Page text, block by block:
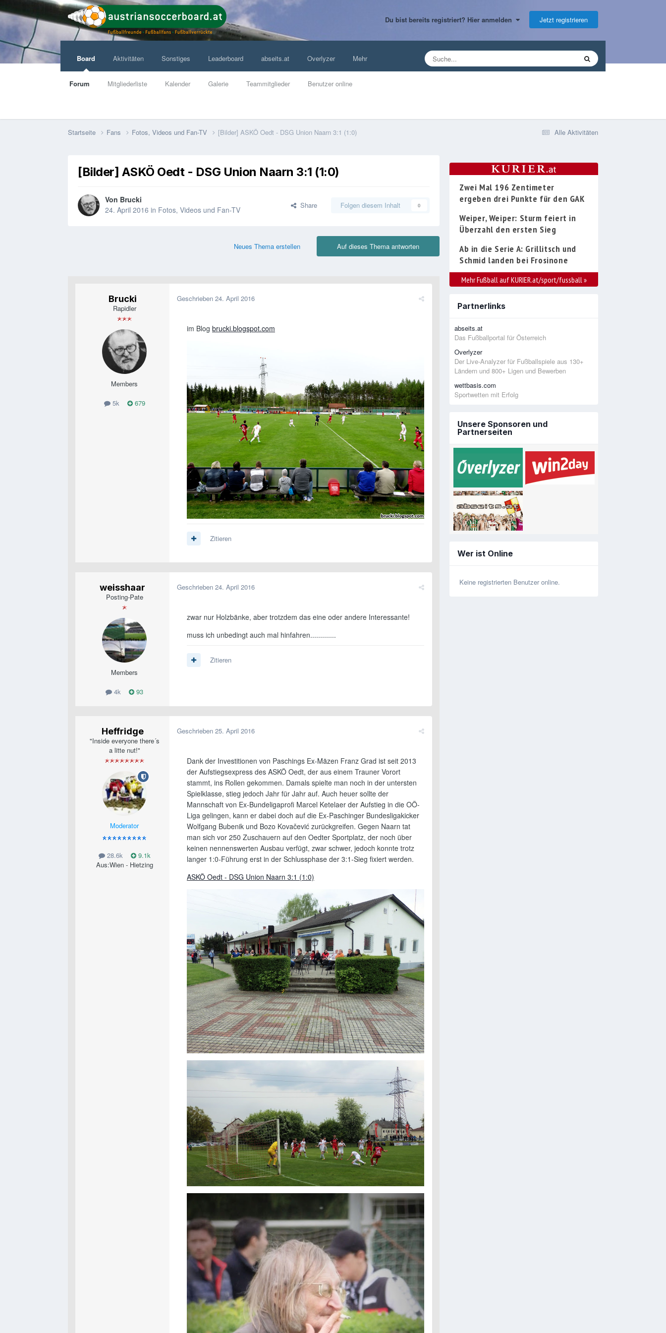
Du bist bereits registriert? Hier anmelden Jetzt registrieren
Board
Forum Mitgliederliste Kalender Galerie Teammitglieder Benutzer online
Aktivitäten Sonstiges Leaderboard abseits.at Overlyzer Mehr
Alle Aktivitäten
Startseite Fans Fotos, Videos und Fan-TV [Bilder] ASKÖ Oedt - DSG Union Naarn 3:1 (1:0)
[Bilder] ASKÖ Oedt - DSG Union Naarn 3:1 (1:0)
Von Brucki
24. April 2016 in Fotos, Videos und Fan-TV Share Folgen diesem Inhalt 0
Auf dieses Thema antworten
Neues Thema erstellen
Brucki
Rapidler
Members
5k 679
Geschrieben 24. April 2016
im Blog brucki.blogspot.com
Zitieren
weisshaar
Posting-Pate
Members
4k 93
Geschrieben 24. April 2016
zwar nur Holzbänke, aber trotzdem das eine oder andere Interessante!
muss ich unbedingt auch mal hinfahren.............
Zitieren
Heffridge
"Inside everyone there´s
a litte nut!"
Moderator
28.6k
9.1k
Aus:Wien - Hietzing
Geschrieben 25. April 2016
Dank der Investitionen von Paschings Ex-Mäzen Franz Grad ist seit 2013
der Aufstiegsexpress des ASKÖ Oedt, der aus einem Trauner Vorort
stammt, ins Rollen gekommen. Damals spielte man noch in der untersten
Spielklasse, stieg jedoch Jahr für Jahr auf. Auch heuer sollte der
Mannschaft von Ex-Bundeligaprofi Marcel Ketelaer der Aufstieg in die OÖ-
Liga gelingen, kann er dabei doch auf die Ex-Paschinger Bundesligakicker
Wolfgang Bubenik und Bozo Kovačević zurückgreifen. Gegen Naarn tat
man sich vor 250 Zuschauern auf den Oedter Sportplatz, der noch über
keinen nennenswerten Ausbau verfügt, zwar schwer, jedoch konnte trotz
langer 1:0-Führung erst in der Schlussphase der 3:1-Sieg fixiert werden.
ASKÖ Oedt - DSG Union Naarn 3:1 (1:0)
Zwei Mal 196 Zentimeter
ergeben drei Punkte für den GAK
Weiper, Weiper: Sturm feiert in
Überzahl den ersten Sieg
Ab in die Serie A: Grillitsch und
Schmid landen bei Frosinone
Mehr Fußball auf KURIER.at/sport/fussball »
Partnerlinks
abseits.at
Das Fußballportal für Österreich
Overlyzer
Der Live-Analyzer für Fußballspiele aus 130+
Ländern und 800+ Ligen und Bewerben
wettbasis.com
Sportwetten mit Erfolg
Unsere Sponsoren und
Partnerseiten
Wer ist Online
Keine registrierten Benutzer online.